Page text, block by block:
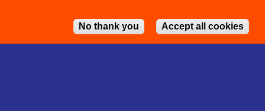
No thank you Accept all cookies